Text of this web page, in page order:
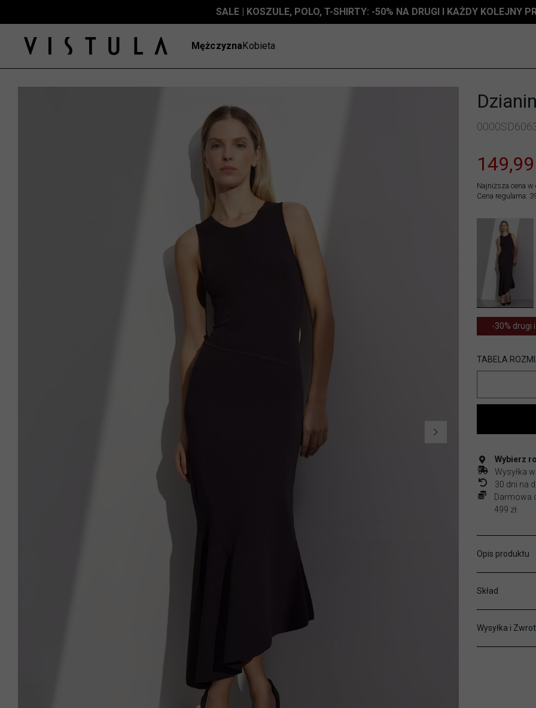
SALE | KOSZULE, POLO, T-SHIRTY: -50% NA DRUGI I KAŻDY KOLEJNY
MężczyznaKobieta
149,99
Najniższa cena
Cena regularna:
-30% drugi
TABELA
Wybierz
Wysyłka
30 dni na
Darmowa
499 zł.
Opis produktu
Skład
Wysyłka i